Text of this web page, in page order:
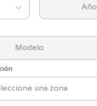
Año
Modelo
una zona